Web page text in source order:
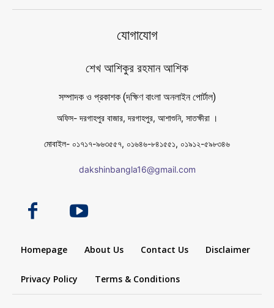
যোগাযোগ
শেখ আশিকুর রহমান আশিক
সম্পাদক ও প্রকাশক (দক্ষিণ বাংলা অনলাইন পোর্টাল)
অফিস- দরগাহপুর বাজার, দরগাহপুর, আশাশুনি, সাতক্ষীরা ।
মোবাইল- ০১৭১৭-৯৬৩৫৫৭, ০১৬৪৬-৮৪১৫৫১, ০১৯১২-৫৯৮৩৪৬
dakshinbangla16@gmail.com
Homepage About Us Contact Us Disclaimer
Privacy Policy Terms & Conditions